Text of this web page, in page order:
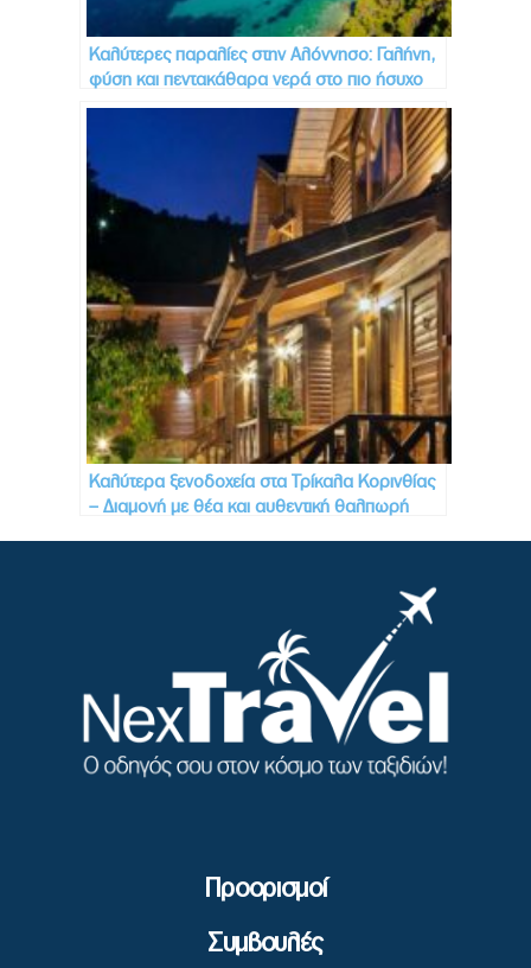
Καλύτερες παραλίες στην Αλόννησο: Γαλήνη,
φύση και πεντακάθαρα νερά στο πιο ήσυχο
νησί των Σποράδων
Καλύτερα ξενοδοχεία στα Τρίκαλα Κορινθίας
– Διαμονή με θέα και αυθεντική θαλπωρή
Προορισμοί
Συμβουλές